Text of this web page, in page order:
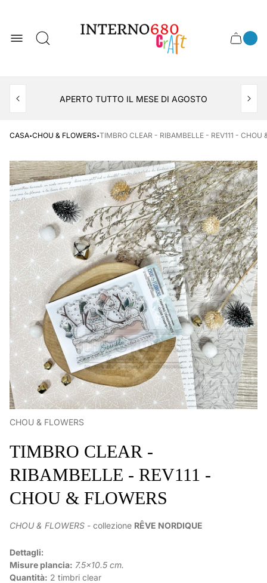
del
negozio
Cassetto
APERTO TUTTO IL MESE DI AGOSTO
CASA·CHOU & FLOWERS·TIMBRO CLEAR - RIBAMBELLE - REV111 - CHOU
CHOU & FLOWERS
TIMBRO CLEAR -
RIBAMBELLE - REV111 -
CHOU & FLOWERS
CHOU & FLOWERS - collezione RÊVE NORDIQUE
Dettagli:
Misure plancia: 7.5x10.5 cm.
Quantità: 2 timbri clear